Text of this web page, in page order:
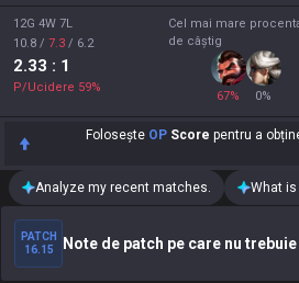
12G 4W 7L
10.8 / 7.3 / 6.2
2.33 : 1
P/Ucidere 59%
Cel mai mare
de câștig
67% 0%
Folosește OP Score pentru a
Analyze my recent matches. What
PATCH
16.15
Note de patch pe care nu